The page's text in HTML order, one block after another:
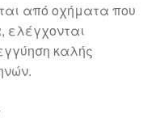
από οχήματα που
ελέγχονται
καλής